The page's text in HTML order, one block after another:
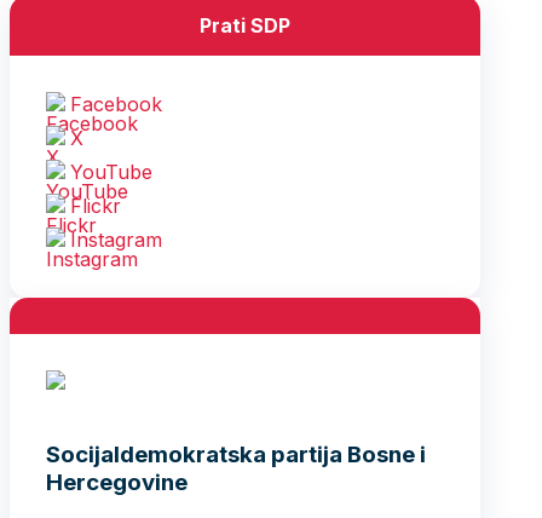
Prati SDP
Facebook
X
YouTube
Flickr
Instagram
Socijaldemokratska partija Bosne i
Hercegovine